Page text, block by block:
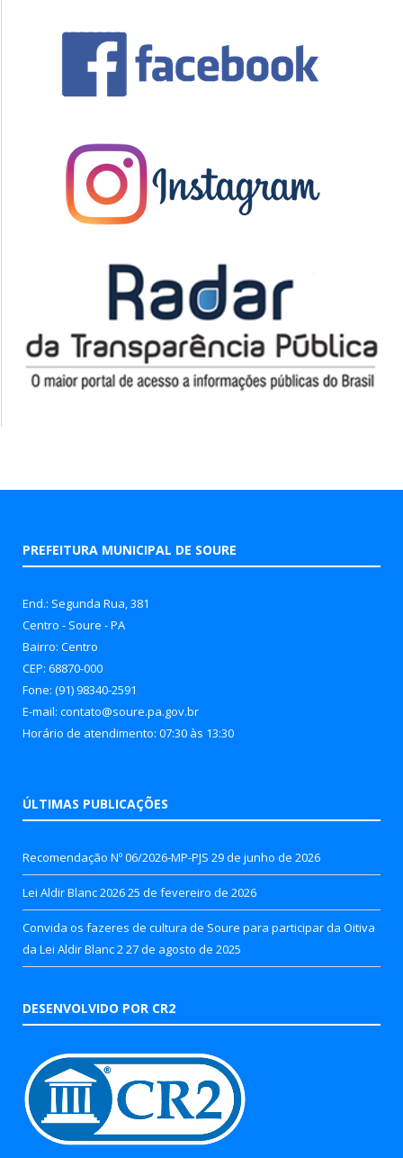
PREFEITURA MUNICIPAL DE SOURE
End.: Segunda Rua, 381
Centro - Soure - PA
Bairro: Centro
CEP: 68870-000
Fone: (91) 98340-2591
E-mail: contato@soure.pa.gov.br
Horário de atendimento: 07:30 às 13:30
ÚLTIMAS PUBLICAÇÕES
Recomendação Nº 06/2026-MP-PJS 29 de junho de 2026
Lei Aldir Blanc 202625 de fevereiro de 2026
Convida os fazeres de cultura de Soure para participar da Oitiva
da Lei Aldir Blanc 2 27 de agosto de 2025
DESENVOLVIDO POR CR2